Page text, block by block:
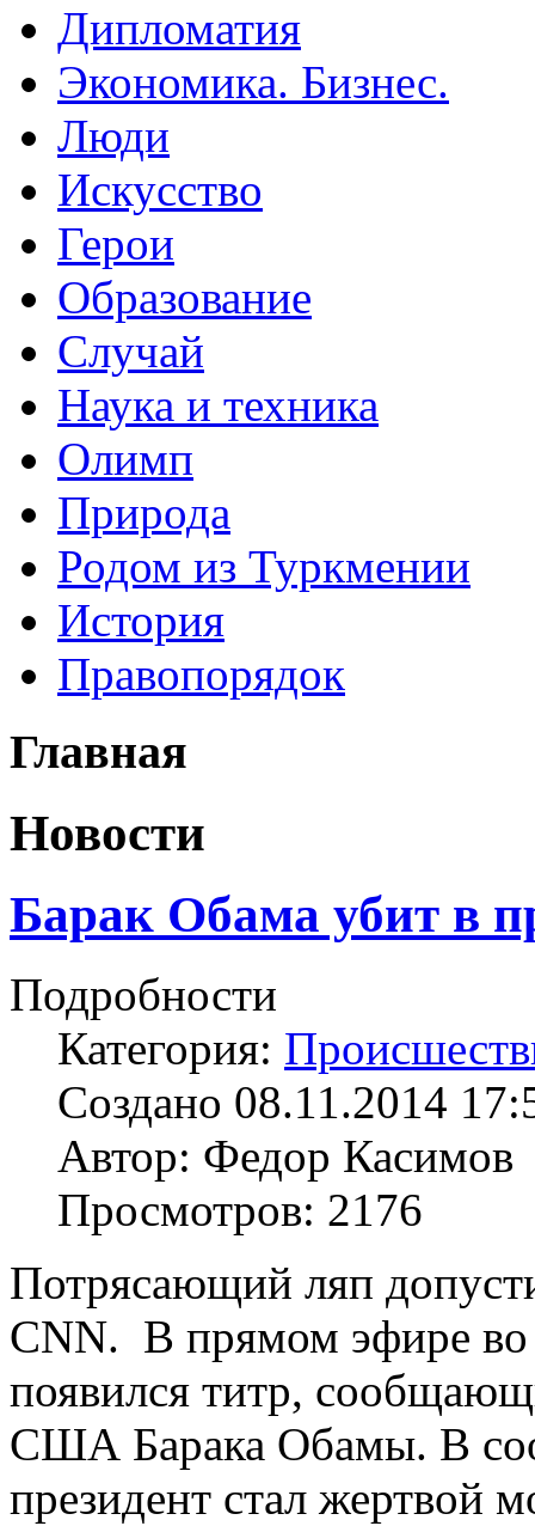
Дипломатия
Экономика. Бизнес.
Люди
Искусство
Герои
Образование
Случай
Наука и техника
Олимп
Природа
Родом из Туркмении
История
Правопорядок
Главная
Новости
Барак Обама убит в
Подробности
Категория:
Создано 08.11.2014
Автор: Федор Касимов
Просмотров: 2176
Потрясающий ляп
CNN. В прямом эфире во
появился титр,
США Барака Обамы. В
президент стал жертвой